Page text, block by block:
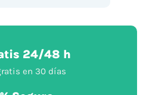
24/48 h
en 30 días